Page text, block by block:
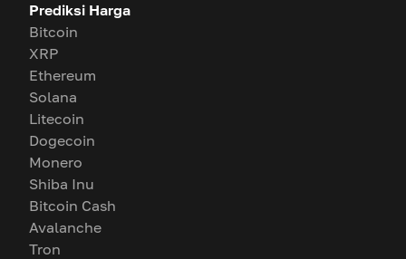
Prediksi Harga
Bitcoin
XRP
Ethereum
Solana
Litecoin
Dogecoin
Monero
Shiba Inu
Bitcoin Cash
Avalanche
Tron